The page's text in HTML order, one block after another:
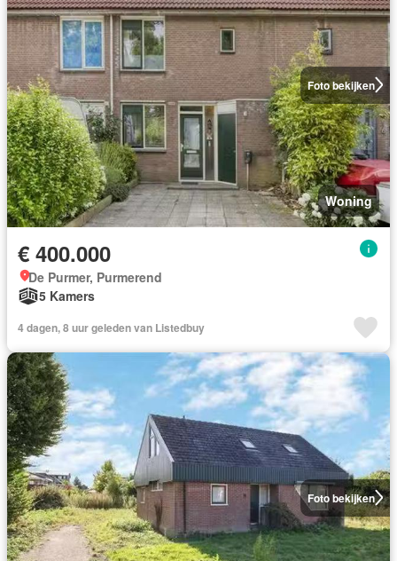
Foto bekijken
Woning
€ 400.000
De Purmer, Purmerend
5 Kamers
4 dagen, 8 uur geleden van Listedbuy
Foto bekijken